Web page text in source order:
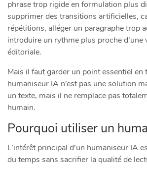
phrase trop rigide en formulation plus
supprimer des transitions artificielles,
répétitions, alléger un paragraphe trop
introduire un rythme plus proche d’une
éditoriale.
Mais il faut garder un point essentiel en
humaniseur IA n’est pas une solution
un texte, mais il ne remplace pas
humain.
Pourquoi utiliser un
L’intérêt principal d’un humaniseur IA
du temps sans sacrifier la qualité de